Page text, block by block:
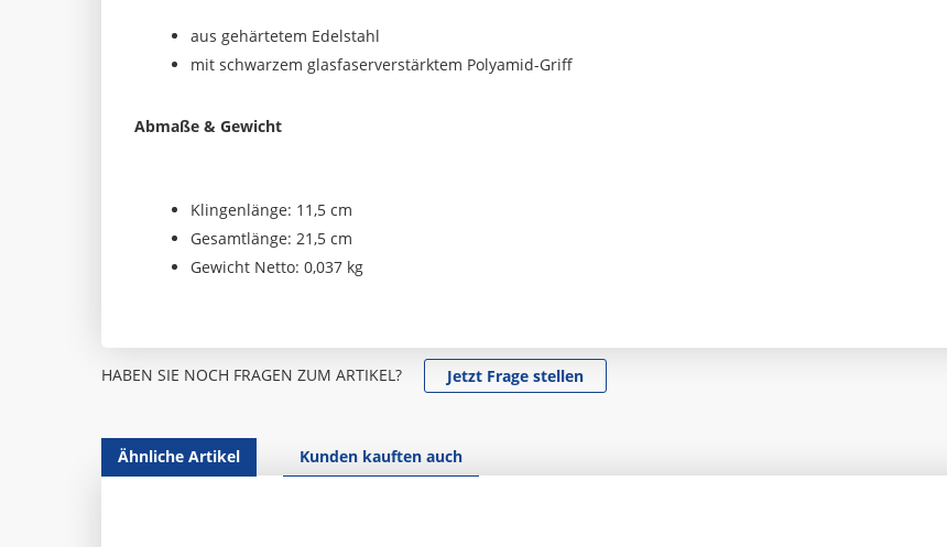
aus gehärtetem Edelstahl
mit schwarzem glasfaserverstärktem Polyamid-Griff
Abmaße & Gewicht
Klingenlänge: 11,5 cm
Gesamtlänge: 21,5 cm
Gewicht Netto: 0,037 kg
HABEN SIE NOCH FRAGEN ZUM ARTIKEL? Jetzt Frage stellen
Ähnliche Artikel Kunden kauften auch